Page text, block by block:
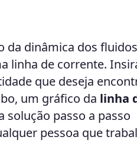
da dinâmica dos
linha de corrente.
que deseja
um gráfico da linha
solução passo a passo
pessoa que